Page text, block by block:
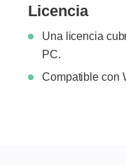
Licencia
Una licencia
PC.
Compatible con